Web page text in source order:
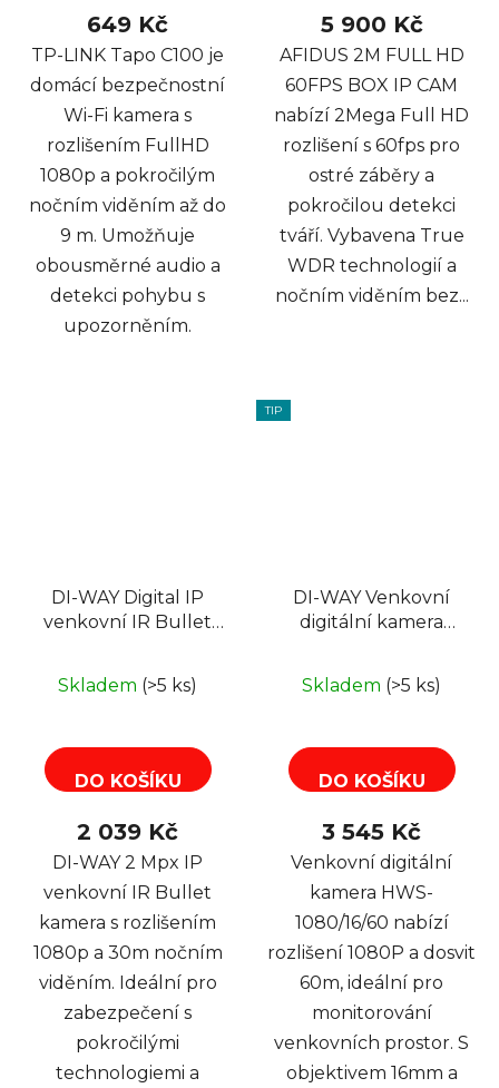
649 Kč
TP-LINK Tapo C100 je
domácí bezpečnostní
Wi-Fi kamera s
rozlišením FullHD
1080p a pokročilým
nočním viděním až do
9 m. Umožňuje
obousměrné audio a
detekci pohybu s
upozorněním.
5 900 Kč
AFIDUS 2M FULL HD
60FPS BOX IP CAM
nabízí 2Mega Full HD
rozlišení s 60fps pro
ostré záběry a
pokročilou detekci
tváří. Vybavena True
WDR technologií a
nočním viděním bez...
DI-WAY Digital IP
venkovní IR Bullet
POE
Skladem (>5 ks)
DO KOŠÍKU
2 039 Kč
DI-WAY 2 Mpx IP
venkovní IR Bullet
kamera s rozlišením
1080p a 30m nočním
viděním. Ideální pro
zabezpečení s
pokročilými
technologiemi a
TIP
DI-WAY Venkovní
digitální kamera
Skladem (>5 ks)
DO KOŠÍKU
3 545 Kč
Venkovní digitální
kamera HWS-
1080/16/60 nabízí
rozlišení 1080P a dosvit
60m, ideální pro
monitorování
venkovních prostor. S
objektivem 16mm a